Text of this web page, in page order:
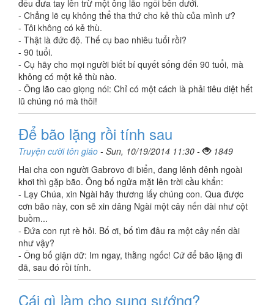
đều đưa tay lên trừ một ông lão ngồi bên dưới.
- Chẳng lẽ cụ không thể tha thứ cho kẻ thù của mình ư?
- Tôi không có kẻ thù.
- Thật là đức độ. Thế cụ bao nhiêu tuổi rồi?
- 90 tuổi.
- Cụ hãy cho mọi người biết bí quyết sống đến 90 tuổi, mà
không có một kẻ thù nào.
- Ông lão cao giọng nói: Chỉ có một cách là phải tiêu diệt hết
lũ chúng nó mà thôi!
Để bão lặng rồi tính sau
Truyện cười tôn giáo - Sun, 10/19/2014 11:30 -
1849
Hai cha con người Gabrovo đi biển, đang lênh đênh ngoài
khơi thì gặp bão. Ông bố ngửa mặt lên trời cầu khẩn:
- Lạy Chúa, xin Ngài hãy thương lấy chúng con. Qua được
cơn bão này, con sẽ xin dâng Ngài một cây nến dài như cột
buồm...
- Đứa con rụt rè hỏi. Bố ơi, bố tìm đâu ra một cây nến dài
như vậy?
- Ông bố giận dữ: Im ngay, thằng ngốc! Cứ để bão lặng đi
đã, sau đó rồi tính.
Cái gì làm cho sung sướng?